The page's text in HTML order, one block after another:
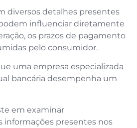
diversos detalhes presentes
influenciar diretamente
os prazos de pagamento
pelo consumidor.
uma empresa especializada
bancária desempenha um
em examinar
informações presentes nos